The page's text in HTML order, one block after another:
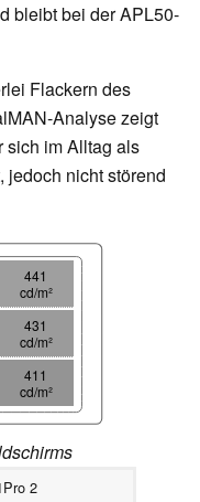
bleibt bei der APL50-
Flackern des
Analyse zeigt
sich im Alltag als
nicht störend
441
cd/m²
431
cd/m²
411
cd/m²
2